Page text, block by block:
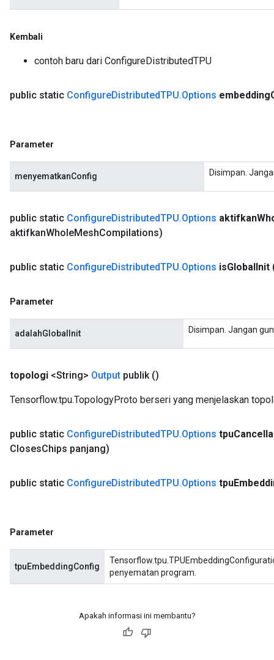
Kembali
contoh baru dari ConfigureDistributedTPU
public static ConfigureDistributedTPU.Options embedding
Parameter
menyematkanConfig Disimpan.
public static ConfigureDistributedTPU.Options aktifkan
aktifkanWholeMeshCompilations)
public static ConfigureDistributedTPU.Options isGlobalInit
Parameter
adalahGlobalInit Disimpan. Jangan
topologi <String> Output publik ()
Tensorflow.tpu.TopologyProto berseri yang menjelaskan
public static ConfigureDistributedTPU.Options tpu
ClosesChips panjang)
public static ConfigureDistributedTPU.Options tpu
Parameter
tpuEmbeddingConfig
penyematan program.
Apakah informasi ini membantu?